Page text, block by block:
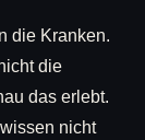
die Kranken.
die
das erlebt.
nicht